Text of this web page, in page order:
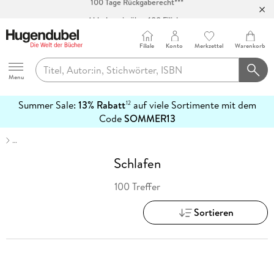
Abholung in über 100 Filialen
Hugendubel
Menu
Filiale Konto Merkzettel Warenkorb
Summer Sale: 13% Rabatt12auf viele Sortimente mit dem
CodeSOMMER13
erfahren
…
Schlafen
100 Treffer
Sortieren